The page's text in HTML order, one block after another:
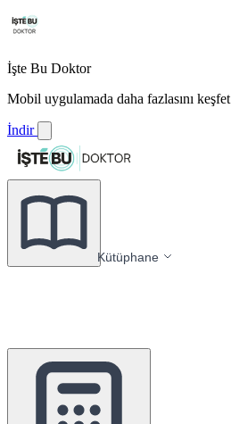
İşte Bu Doktor
Mobil uygulamada daha fazlasını keşfet
İndir
Kütüphane